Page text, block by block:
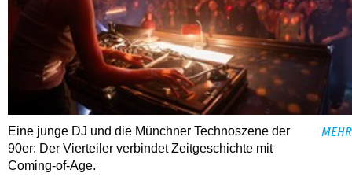
Eine junge DJ und die Münchner Technoszene der
90er: Der Vierteiler verbindet Zeitgeschichte mit
Coming-of-Age.
MEHR